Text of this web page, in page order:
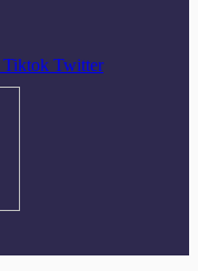
Tiktok Twitter